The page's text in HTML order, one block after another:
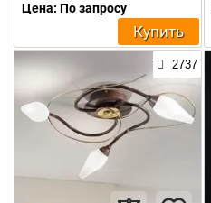
Цена: По запросу
Купить
2737